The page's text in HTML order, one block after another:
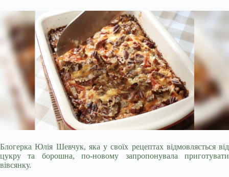
Блогерка Юлія Шевчук, яка у своїх рецептах відмовляється від
цукру та борошна, по-новому запропонувала приготувати
вівсянку.